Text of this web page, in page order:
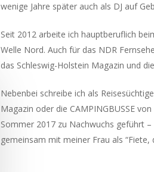
wenige Jahre später auch als DJ auf
Seit 2012 arbeite ich hauptberuflich
Welle Nord. Auch für das NDR
das Schleswig-Holstein Magazin und
Nebenbei schreibe ich als
Magazin oder die CAMPINGBUSSE
Sommer 2017 zu Nachwuchs geführt
gemeinsam mit meiner Frau als “Fiete,